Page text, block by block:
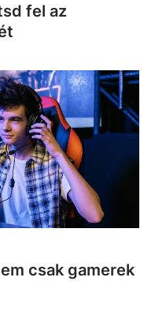
fel az
csak gamerek